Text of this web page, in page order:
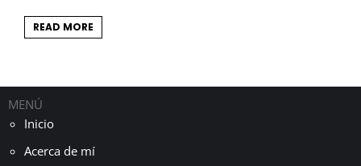
READ MORE
MENÚ
Inicio
Acerca de mí